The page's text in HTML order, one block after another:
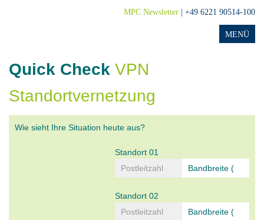
MPC Newsletter | +49 6221 90514-100
Quick Check VPN
Standortvernetzung
Wie sieht Ihre Situation heute aus?
Standort 01
Standort 02